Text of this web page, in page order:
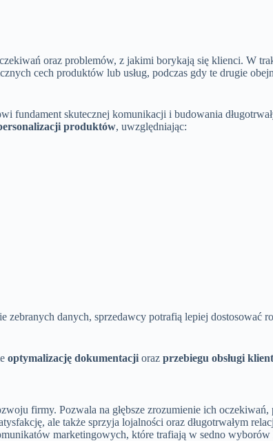
oraz problemów, z jakimi borykają się klienci. W
cech produktów lub usług, podczas gdy te drugie
fundament skutecznej komunikacji i budowania
produktów, uwzględniając:
danych, sprzedawcy potrafią lepiej dostosować
optymalizację dokumentacji oraz przebiegu obsługi
firmy. Pozwala na głębsze zrozumienie ich
ale także sprzyja lojalności oraz długotrwałym
marketingowych, które trafiają w sedno